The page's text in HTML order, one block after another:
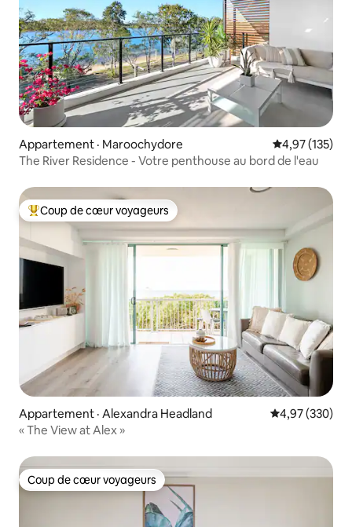
Appartement · Maroochydore Note
4,97 (135)
The River Residence - Votre penthouse au bord de l'eau
Coup de cœur voyageurs parmi les plus aimés
Coup de cœur voyageurs
Appartement · Alexandra Headland Note
4,97 (330)
« The View at Alex »
Coup de cœur voyageurs
Coup de cœur voyageurs